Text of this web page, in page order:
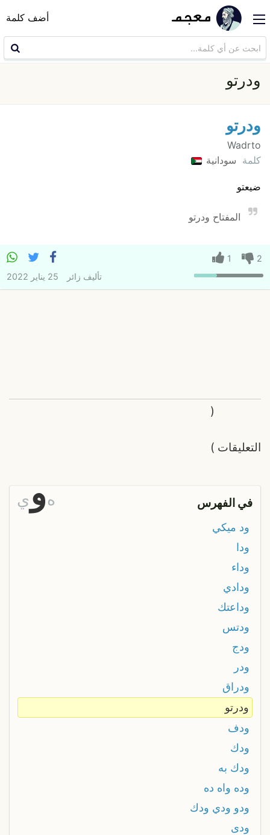
أضف كلمة
ودرتو
ودرتو
Wadrto
كلمة سودانية
ضيعتو
المفتاح ودرتو
2
1
تأليف زائر 25 يناير 2022
التعليقات
(
)
في الفهرس هو ي
ود ميكي
ودا
وداء
ودادي
وداعتك
ودتس
ودج
ودر
ودراق
ودرتو
ودف
ودك
ودك به
وده واه ده
ودو ودي ودك
ودى